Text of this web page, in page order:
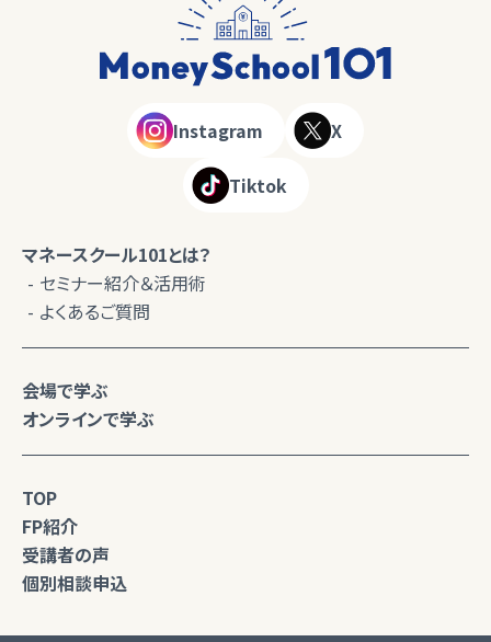
Instagram X
Tiktok
マネースクール101とは？
セミナー紹介＆活用術
よくあるご質問
会場で学ぶ
オンラインで学ぶ
TOP
FP紹介
受講者の声
個別相談申込